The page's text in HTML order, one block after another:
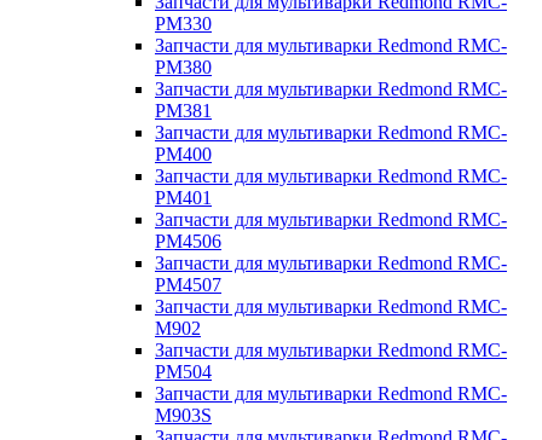
PM330
Запчасти для мультиварки Redmond RMC-
PM380
Запчасти для мультиварки Redmond RMC-
PM381
Запчасти для мультиварки Redmond RMC-
PM400
Запчасти для мультиварки Redmond RMC-
PM401
Запчасти для мультиварки Redmond RMC-
PM4506
Запчасти для мультиварки Redmond RMC-
PM4507
Запчасти для мультиварки Redmond RMC-
M902
Запчасти для мультиварки Redmond RMC-
PM504
Запчасти для мультиварки Redmond RMC-
M903S